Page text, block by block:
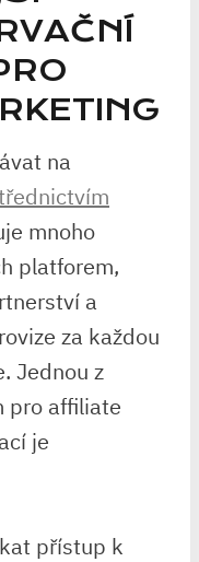
na
mnoho
platforem,
a
za každou
Jednou z
pro affiliate
je
přístup k